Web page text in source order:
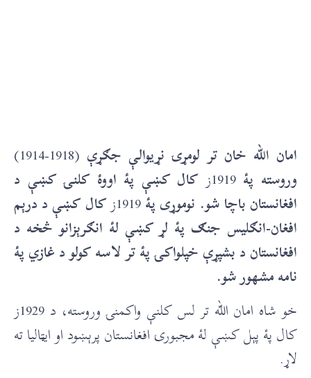
امان الله خان تر لومړۍ نړیوالې جګړې(1918-1914)
وروسته پۀ 1919زکال کښې پۀ اووۀ کلنۍ کښې د
افغانستان باچا شو. نوموړی پۀ1919زکال کښې د درېم
افغان-انګليس جنګ پۀ لړ کښې لۀ انګرېزانو څخه د
افغانستان د بشپړې خپلواکۍ پۀ تر لاسه کولو د غازي پۀ
نامه مشهور شو.
خو شاه امان الله تر لس کلنې واکمنۍ وروسته، د 1929ز
کال پۀ پېل کښې لۀ مجبورۍ افغانستان پرېښود او ایټالیا ته
لاړ.